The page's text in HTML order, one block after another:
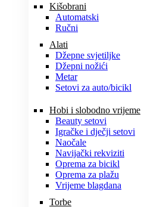
Kišobrani
Automatski
Ručni
Alati
Džepne svjetiljke
Džepni nožići
Metar
Setovi za auto/bicikl
Hobi i slobodno vrijeme
Beauty setovi
Igračke i dječji setovi
Naočale
Navijački rekviziti
Oprema za bicikl
Oprema za plažu
Vrijeme blagdana
Torbe